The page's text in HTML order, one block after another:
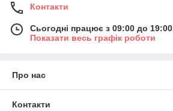
Контакти
Сьогодні працює з 09:00 до 19:00
Показати весь графік роботи
Про нас
Контакти